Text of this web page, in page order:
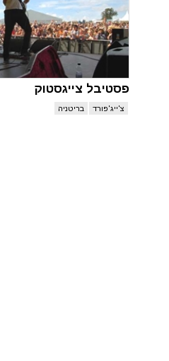
פסטיבל צייגסטוק
צ'ייג'פורד בריטניה